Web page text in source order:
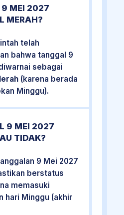
MEI 2027
MERAH?
telah
bahwa tanggal 9
sebagai
(karena berada
Minggu).
9 MEI 2027
TIDAK?
9 Mei 2027
berstatus
memasuki
hari Minggu (akhir